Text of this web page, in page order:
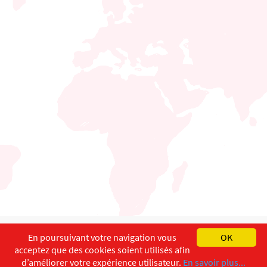
English Français
Copyright ©ISEC-AdW Aspects légaux
OK
En poursuivant votre navigation vous
acceptez que des cookies soient utilisés afin
d’améliorer votre expérience utilisateur. En savoir plus...